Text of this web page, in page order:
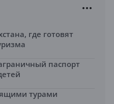
где готовят
паспорт
турами